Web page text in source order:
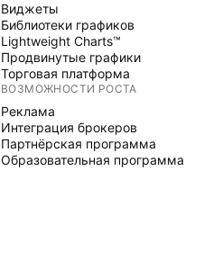
Виджеты
Библиотеки графиков
Lightweight Charts™
Продвинутые графики
Торговая платформа
ВОЗМОЖНОСТИ РОСТА
Реклама
Интеграция брокеров
Партнёрская программа
Образовательная программа